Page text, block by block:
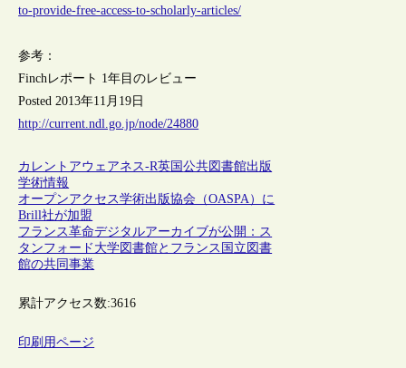
to-provide-free-access-to-scholarly-articles/
参考：
Finchレポート 1年目のレビュー
Posted 2013年11月19日
http://current.ndl.go.jp/node/24880
カレントアウェアネス-R英国公共図書館出版
学術情報
オープンアクセス学術出版協会（OASPA）に
Brill社が加盟
フランス革命デジタルアーカイブが公開：ス
タンフォード大学図書館とフランス国立図書
館の共同事業
累計アクセス数:3616
印刷用ページ